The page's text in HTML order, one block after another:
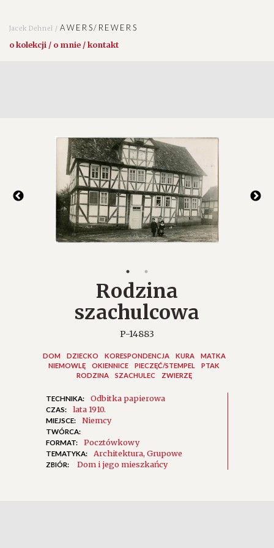
Jacek Dehnel /AWERS/REWERS
o kolekcji / o mnie / kontakt
Rodzina
szachulcowa
P-14883
DOM DZIECKO KORESPONDENCJA KURA
MATKA
NIEMOWLĘ
OKIENNICE PIECZĘĆ/STEMPEL
PTAK
RODZINA
SZACHULEC ZWIERZĘ
TECHNIKA: Odbitka papierowa
CZAS: lata 1910.
MIEJSCE: Niemcy
TWÓRCA:
FORMAT:
Pocztówkowy
TEMATYKA: Architektura Grupowe
ZBIÓR: Dom i jego mieszkańcy